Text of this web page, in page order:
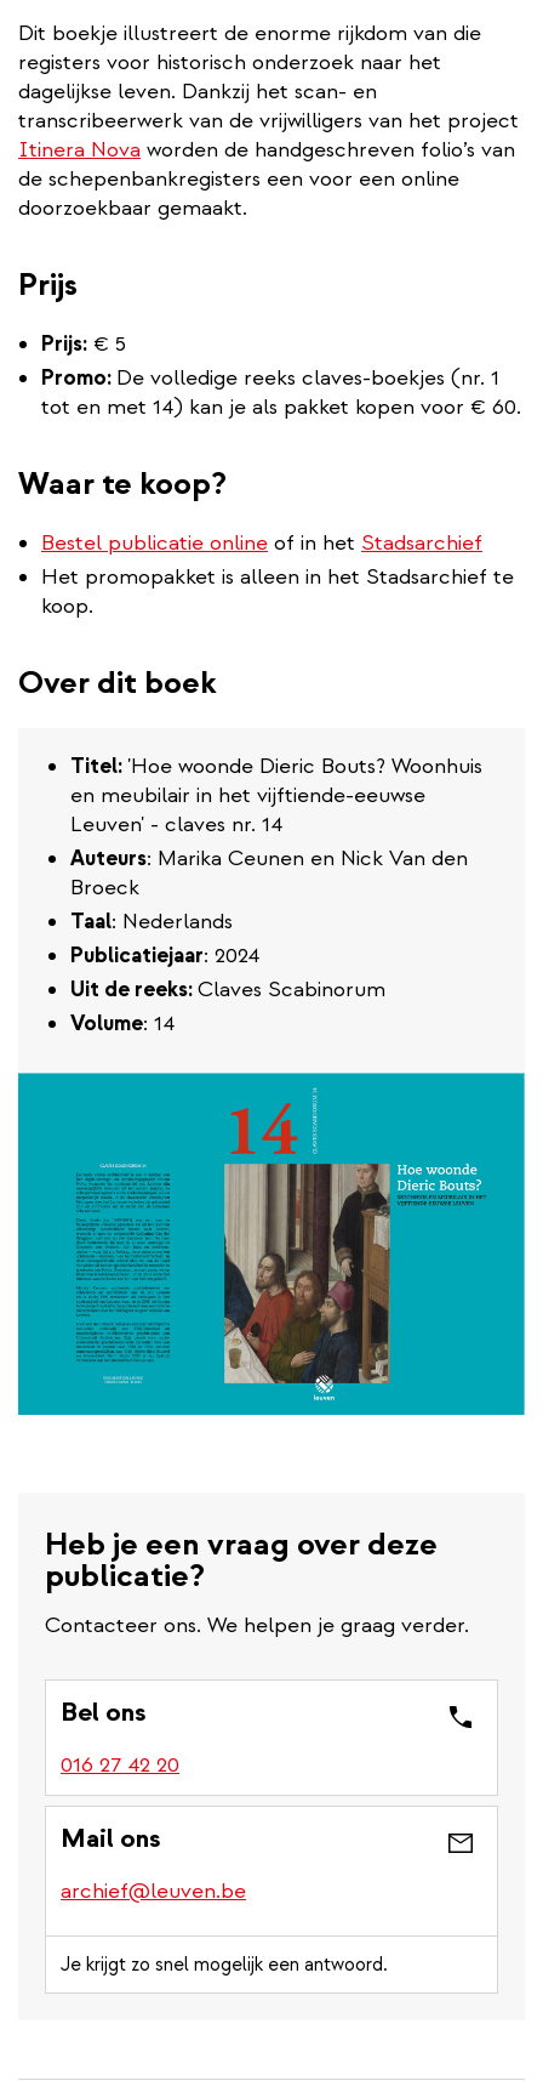
Dit boekje illustreert de enorme rijkdom van die
registers voor historisch onderzoek naar het
dagelijkse leven. Dankzij het scan- en
transcribeerwerk van de vrijwilligers van het project
Itinera Nova worden de handgeschreven folio’s van
de schepenbankregisters een voor een online
doorzoekbaar gemaakt.
Prijs
Prijs: € 5
Promo: De volledige reeks claves-boekjes (nr. 1
tot en met 14) kan je als pakket kopen voor € 60.
Waar te koop?
Bestel publicatie online of in het Stadsarchief
Het promopakket is alleen in het Stadsarchief te
koop.
Over dit boek
Titel: 'Hoe woonde Dieric Bouts? Woonhuis
en meubilair in het vijftiende-eeuwse
Leuven' - claves nr. 14
Auteurs: Marika Ceunen en Nick Van den
Broeck
Taal: Nederlands
Publicatiejaar: 2024
Uit de reeks:Claves Scabinorum
Volume: 14
Heb je een vraag over deze
publicatie?
Contacteer ons. We helpen je graag verder.
Bel ons
016 27 42 20
Mail ons
archief@leuven.be
Je krijgt zo snel mogelijk een antwoord.